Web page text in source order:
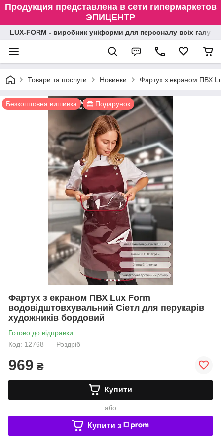
Продукция представлена в сети гипермаркетов
ЭПИЦЕНТР
LUX-FORM - виробник уніформи для персоналу всіх
Товари та послуги Новинки Фартух з екраном ПВХ
Безкоштовна вишивка Подарунок
Фартух з екраном ПВХ Lux Form
водовідштовхувальний Сіетл для перукарів
художників бордовий
Готово до відправки
Код: 12768
Роздріб
969 ₴
Купити
або
Купити з